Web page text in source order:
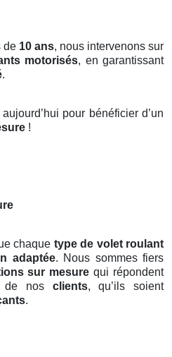
de 10 ans, nous intervenons sur
motorisés, en garantissant
.
pour bénéficier d’un
!
chaque type de volet roulant
adaptée. Nous sommes fiers
sur mesure qui répondent
de nos clients, qu’ils soient
.